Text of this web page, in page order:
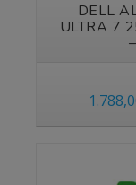
DELL
ULTRA 7